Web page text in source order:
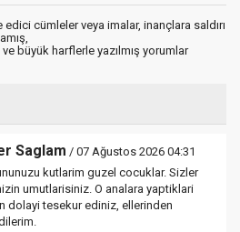
cümleler veya imalar, inançlara saldırı
büyük harflerle yazılmış yorumlar
Saglam / 07 Ağustos 2026 04:31
kutlarim guzel cocuklar. Sizler
umutlarisiniz. O analara yaptiklari
dolayi tesekur ediniz, ellerinden